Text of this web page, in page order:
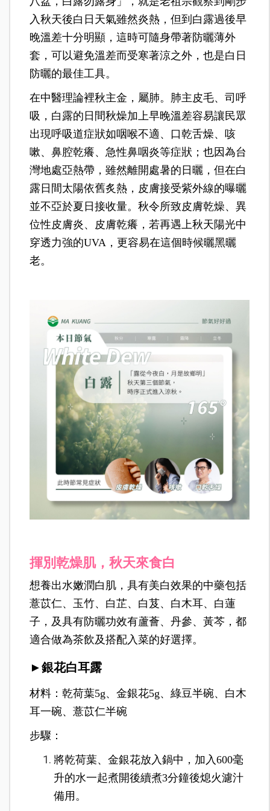
入秋天後白日天氣雖然炎熱，但到白露過後早
晚溫差十分明顯，這時可隨身帶著防曬薄外
套，可以避免溫差而受寒著涼之外，也是白日
防曬的最佳工具。
在中醫理論裡秋主金，屬肺。肺主皮毛、司呼
吸，白露的日間秋燥加上早晚溫差容易讓民眾
出現呼吸道症狀如咽喉不適、口乾舌燥、咳
嗽、鼻腔乾癢、急性鼻咽炎等症狀；也因為台
灣地處亞熱帶，雖然離開處暑的日曬，但在白
露日間太陽依舊炙熱，皮膚接受紫外線的曝曬
並不亞於夏日接收量。秋令所致皮膚乾燥、異
位性皮膚炎、皮膚乾癢，若再遇上秋天陽光中
穿透力強的UVA，更容易在這個時候曬黑曬
老。
揮別乾燥肌，秋天來食白
想養出水嫩潤白肌，具有美白效果的中藥包括
薏苡仁、玉竹、白芷、白芨、白木耳、白蓮
子，及具有防曬功效有蘆薈、丹參、黃芩，都
適合做為茶飲及搭配入菜的好選擇。
►銀花白耳露
材料：乾荷葉5g、金銀花5g、綠豆半碗、白木
耳一碗、薏苡仁半碗
步驟：
將乾荷葉、金銀花放入鍋中，加入600毫
升的水一起煮開後續煮3分鐘後熄火濾汁
備用。